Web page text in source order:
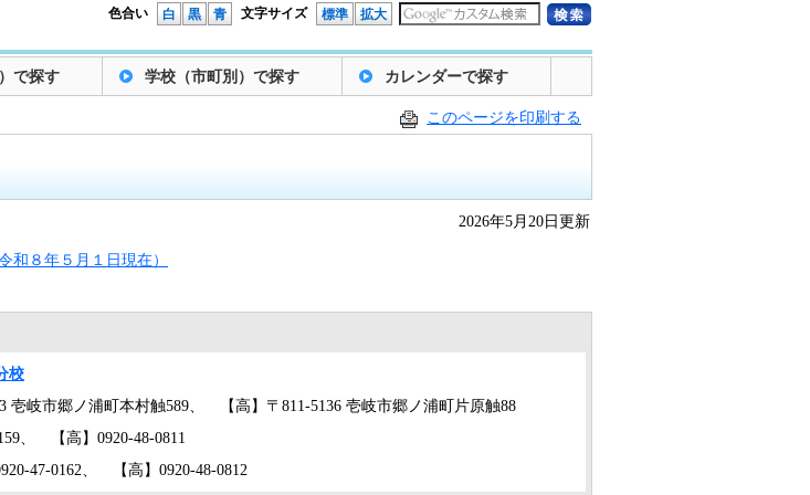
文字サイズ 標準 拡大
色合い 白 黒 青
で探す 学校（市町別）で探す カレンダーで探す
このページを印刷する
2026年5月20日更新
８年５月１日現在）
校
壱岐市郷ノ浦町本村触589、 【高】〒811-5136 壱岐市郷ノ浦町片原触88
、 【高】0920-48-0811
47-0162、 【高】0920-48-0812